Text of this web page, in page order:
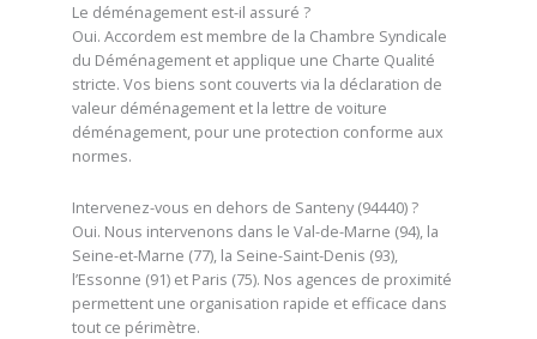
Le déménagement est-il assuré ?
Oui. Accordem est membre de la Chambre Syndicale
du Déménagement et applique une Charte Qualité
stricte. Vos biens sont couverts via la déclaration de
valeur déménagement et la lettre de voiture
déménagement, pour une protection conforme aux
normes.
Intervenez-vous en dehors de Santeny (94440) ?
Oui. Nous intervenons dans le Val-de-Marne (94), la
Seine-et-Marne (77), la Seine-Saint-Denis (93),
l’Essonne (91) et Paris (75). Nos agences de proximité
permettent une organisation rapide et efficace dans
tout ce périmètre.